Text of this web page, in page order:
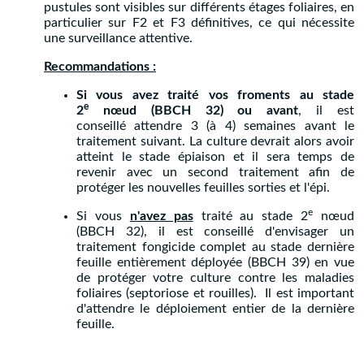
pustules sont visibles sur différents étages foliaires, en
particulier sur F2 et F3 définitives, ce qui nécessite
une surveillance attentive.
Recommandations :
Si vous avez traité vos froments au stade
2e nœud (BBCH 32) ou avant, il est
conseillé attendre 3 (à 4) semaines avant le
traitement suivant. La culture devrait alors avoir
atteint le stade épiaison et il sera temps de
revenir avec un second traitement afin de
protéger les nouvelles feuilles sorties et l'épi.
Si vous n'avez pastraité au stade 2e
nœud
(BBCH 32), il est conseillé d'envisager un
traitement fongicide complet au stade dernière
feuille entièrement déployée (BBCH 39) en vue
de protéger votre culture contre les maladies
foliaires (septoriose et rouilles). Il est important
d'attendre le déploiement entier de la dernière
feuille.